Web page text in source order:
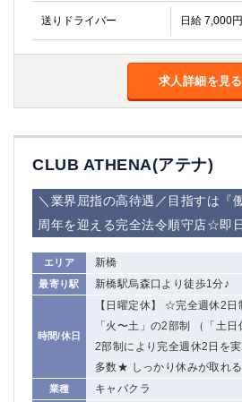
送りドライバー 日給 7,000
求人詳細を見る
CLUB ATHENA(アテナ)
＼業界屈指の高待遇／目指すは『
周年を迎える完全法令順守店☆即
エリア 新橋
最寄り駅 新橋駅烏森口より徒歩1分♪
時間/休日
【日曜定休】 ☆完全週休2
「火〜土」の2部制 （「土日
2部制により完全週休2日を
多数★ しっかり休みが取れ
業種 キャバクラ